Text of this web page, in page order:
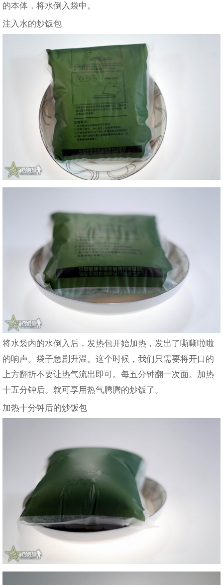
的本体，将水倒入袋中。
注入水的炒饭包
将水袋内的水倒入后，发热包开始加热，发出了嘶嘶啦啦
的响声。袋子急剧升温。这个时候，我们只需要将开口的
上方翻折不要让热气流出即可。每五分钟翻一次面。加热
十五分钟后。就可享用热气腾腾的炒饭了。
加热十分钟后的炒饭包